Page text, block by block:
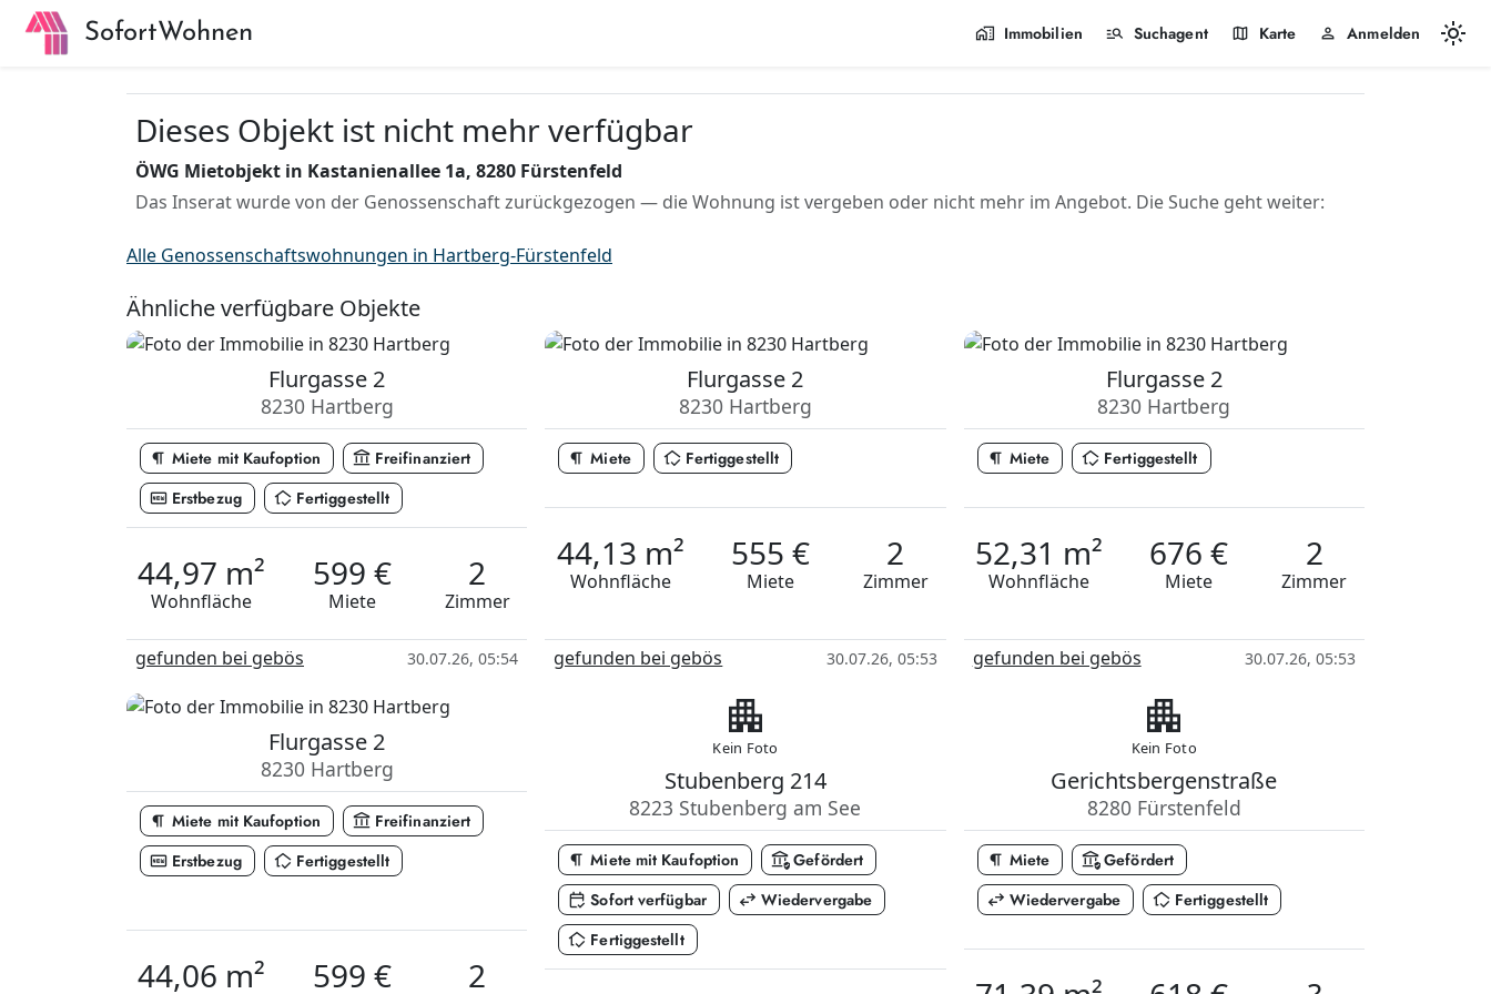
SofortWohnen home_work Immobilien manage_search Suchagent map Karte person Anmelden light_mode
Dieses Objekt ist nicht mehr verfügbar
ÖWG Mietobjekt in Kastanienallee 1a, 8280 Fürstenfeld
Das Inserat wurde von der Genossenschaft zurückgezogen — die Wohnung ist vergeben oder nicht mehr im Angebot. Die Suche geht weiter:
Alle Genossenschaftswohnungen in Hartberg-Fürstenfeld
Ähnliche verfügbare Objekte
Flurgasse 2
8230 Hartberg
format_paragraph Miete mit Kaufoption account_balance Freifinanziert
fiber_new Erstbezug in_home_mode Fertiggestellt
44,97 m²
Wohnfläche
599 €
Miete
2
Zimmer
gefunden bei gebös 30.07.26, 05:54
Flurgasse 2
8230 Hartberg
format_paragraph Miete in_home_mode Fertiggestellt
44,13 m²
Wohnfläche
555 €
Miete
2
Zimmer
gefunden bei gebös 30.07.26, 05:53
Flurgasse 2
8230 Hartberg
format_paragraph Miete in_home_mode Fertiggestellt
52,31 m²
Wohnfläche
676 €
Miete
2
Zimmer
gefunden bei gebös 30.07.26, 05:53
Flurgasse 2
8230 Hartberg
format_paragraph Miete mit Kaufoption account_balance Freifinanziert
fiber_new Erstbezug in_home_mode Fertiggestellt
44,06 m² 599 € 2
apartment
Kein Foto
Stubenberg 214
8223 Stubenberg am See
format_paragraph Miete mit Kaufoption assured_workloadGefördert
calendar_check Sofort verfügbar swap_horiz Wiedervergabe
in_home_mode Fertiggestellt
apartment
Kein Foto
Gerichtsbergenstraße
8280 Fürstenfeld
format_paragraph Miete assured_workloadGefördert
swap_horiz Wiedervergabe in_home_mode Fertiggestellt